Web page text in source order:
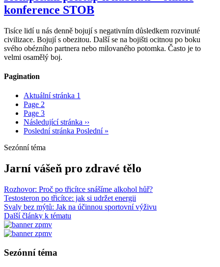
konference STOB
Tisíce lidí u nás denně bojují s negativním důsledkem rozvinuté
civilizace. Bojují s obezitou. Další se na bojišti ocitnou po boku
svého obézního partnera nebo milovaného potomka. Často je to
velmi osamělý boj.
Pagination
Aktuální stránka 1
Page 2
Page 3
Následující stránka ››
Poslední stránka Poslední »
Sezónní téma
Jarní vášeň pro zdravé tělo
Rozhovor: Proč po třicítce snášíme alkohol hůř?
Testosteron po třicítce: jak si udržet energii
Svaly bez mýtů: Jak na účinnou sportovní výživu
Další články k tématu
Sezónní téma